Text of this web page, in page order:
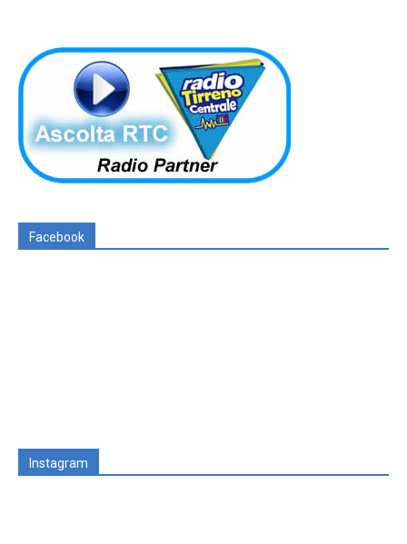
Facebook
Instagram